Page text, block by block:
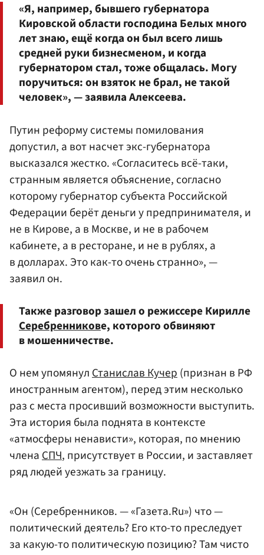
«Я, например, бывшего губернатора
Кировской области господина Белых много
лет знаю, ещё когда он был всего лишь
средней руки бизнесменом, и когда
губернатором стал, тоже общалась. Могу
поручиться: он взяток не брал, не такой
человек», — заявила Алексеева.
Путин реформу системы помилования
допустил, а вот насчет экс-губернатора
высказался жестко. «Согласитесь всё-таки,
странным является объяснение, согласно
которому губернатор субъекта Российской
Федерации берёт деньги у предпринимателя, и
не в Кирове, а в Москве, и не в рабочем
кабинете, а в ресторане, и не в рублях, а
в долларах. Это как-то очень странно», —
заявил он.
Также разговор зашел о режиссере Кирилле
Серебренникове, которого обвиняют
в мошенничестве.
О нем упомянулСтанислав Кучер(признан в РФ
иностранным агентом), перед этим несколько
раз с места просивший возможности выступить.
Эта история была поднята в контексте
«атмосферы ненависти», которая, по мнению
членаСПЧ, присутствует в России, и заставляет
ряд людей уезжать за границу.
«Он (Серебренников. — «Газета.Ru») что —
политический деятель? Его кто-то преследует
за какую-то политическую позицию? Там чисто